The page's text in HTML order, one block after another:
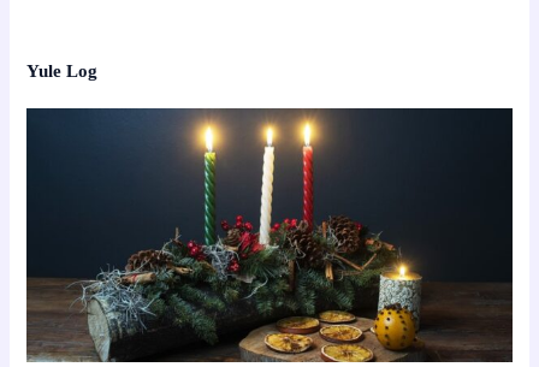
Yule Log